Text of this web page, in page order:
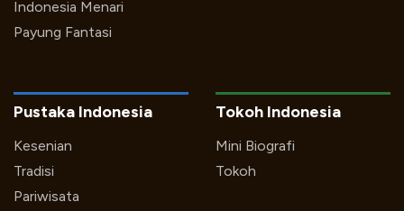
Indonesia Menari
Payung Fantasi
Pustaka Indonesia
Kesenian
Tradisi
Pariwisata
Tokoh Indonesia
Mini Biografi
Tokoh